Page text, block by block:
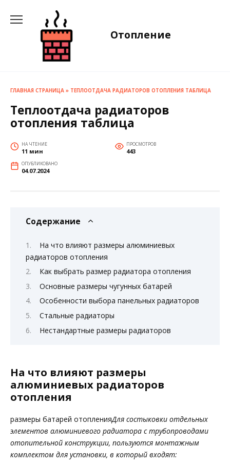
содержанию
Отопление
ГЛАВНАЯ СТРАНИЦА » ТЕПЛООТДАЧА РАДИАТОРОВ ОТОПЛЕНИЯ ТАБЛИЦА
Теплоотдача радиаторов
отопления таблица
НА ЧТЕНИЕ
11 мин
ПРОСМОТРОВ
443
ОПУБЛИКОВАНО
04.07.2024
Содержание
На что влияют размеры алюминиевых
радиаторов отопления
Как выбрать размер радиатора отопления
Основные размеры чугунных батарей
Особенности выбора панельных радиаторов
Стальные радиаторы
Нестандартные размеры радиаторов
На что влияют размеры
алюминиевых радиаторов
отопления
размеры батарей отопленияДля состыковки отдельных
элементов алюминиевого радиатора с трубопроводами
отопительной конструкции, пользуются монтажным
комплектом для установки, в который входят: